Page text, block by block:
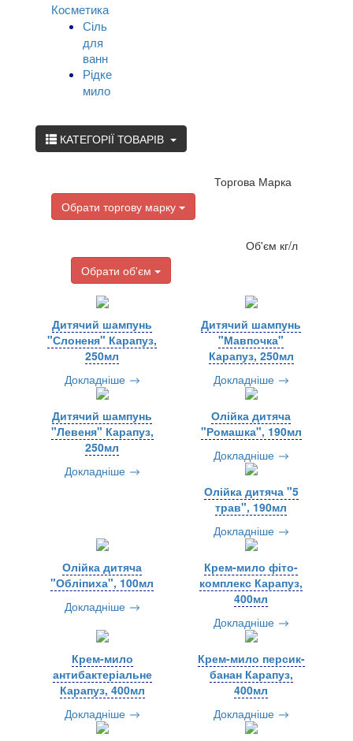
Косметика
Сіль
для
ванн
Рідке
мило
КАТЕГОРІЇ ТОВАРІВ
Торгова Марка
Обрати торгову марку
Об'єм кг/л
Обрати об'єм
Дитячий шампунь
"Слоненя" Карапуз,
250мл
Докладніше
Дитячий шампунь
"Мавпочка"
Карапуз, 250мл
Докладніше
Дитячий шампунь
"Левеня" Карапуз,
250мл
Докладніше
Олійка дитяча
"Ромашка", 190мл
Докладніше
Олійка дитяча "5
трав", 190мл
Докладніше
Олійка дитяча
"Обліпиха", 100мл
Докладніше
Крем-мило фіто-
комплекс Карапуз,
400мл
Докладніше
Крем-мило
антибактеріальне
Карапуз, 400мл
Докладніше
Крем-мило персик-
банан Карапуз,
400мл
Докладніше